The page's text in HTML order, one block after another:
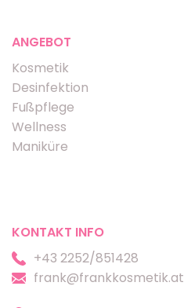
ANGEBOT
Kosmetik
Desinfektion
Fußpflege
Wellness
Maniküre
KONTAKT INFO
+43 2252/851428
frank@frankkosmetik.at